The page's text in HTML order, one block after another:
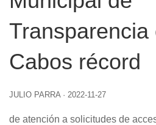
Transparencia
Cabos récord
JULIO PARRA · 2022-11-27
de atención a solicitudes de